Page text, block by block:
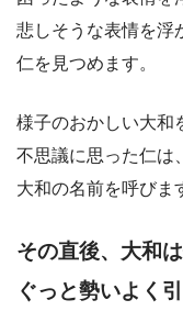
悲しそうな表情を浮
仁を見つめます。
様子のおかしい大和
不思議に思った仁は、
大和の名前を呼びま
その直後、大和
ぐっと勢いよく引